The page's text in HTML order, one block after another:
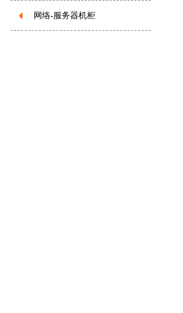
网络-服务器机柜